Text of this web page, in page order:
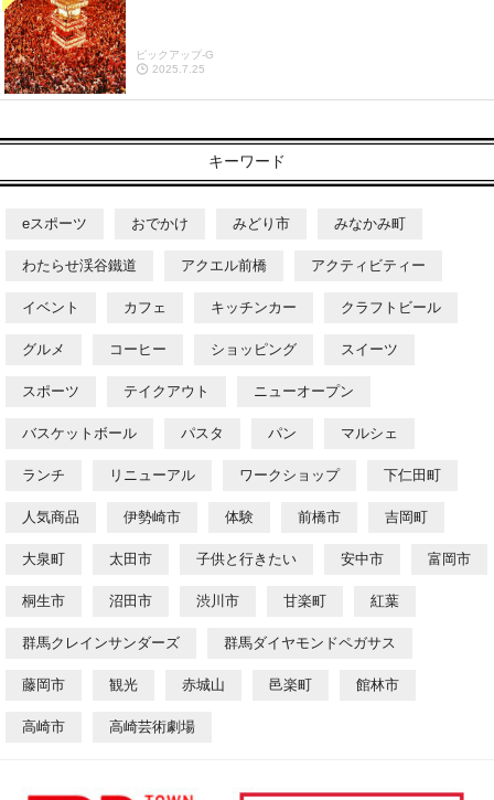
ピックアップ-G
2025.7.25
キーワード
eスポーツ おでかけ みどり市 みなかみ町
わたらせ渓谷鐵道 アクエル前橋 アクティビティー
イベント カフェ キッチンカー クラフトビール
グルメ コーヒー ショッピング スイーツ
スポーツ テイクアウト ニューオープン
バスケットボール パスタ パン マルシェ
ランチ リニューアル ワークショップ 下仁田町
人気商品 伊勢崎市 体験 前橋市 吉岡町
大泉町 太田市 子供と行きたい 安中市 富岡市
桐生市 沼田市 渋川市 甘楽町 紅葉
群馬クレインサンダーズ 群馬ダイヤモンドペガサス
藤岡市 観光 赤城山 邑楽町 館林市
高崎市 高崎芸術劇場